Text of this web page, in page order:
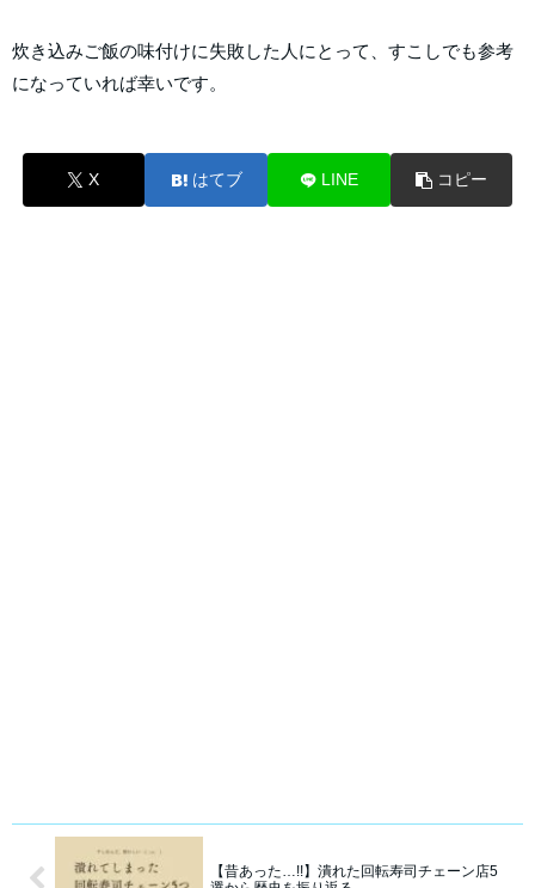
炊き込みご飯の味付けに失敗した人にとって、すこしでも参考
になっていれば幸いです。
X はてブ LINE コピー
【昔あった…!!】潰れた回転寿司チェーン店5